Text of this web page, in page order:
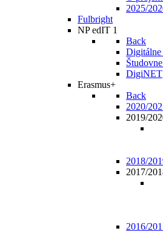
2025/
Fulbright
NP edIT 1
Back
Digitálne
DigiNET
Erasmus+
Back
2020/
2019/
2018/
2017/
2016/